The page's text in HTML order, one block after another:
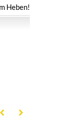
Heben!